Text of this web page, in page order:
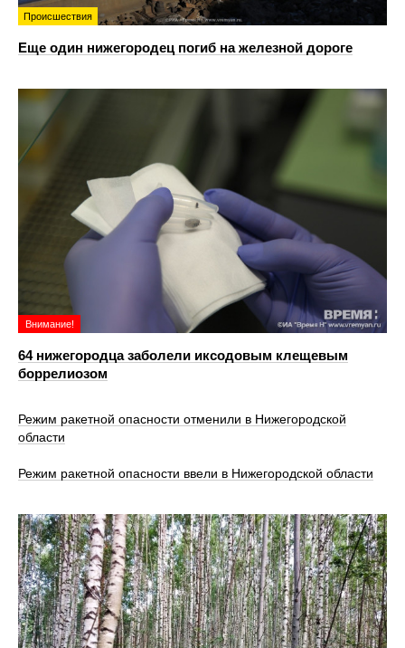
Происшествия
Еще один нижегородец погиб на железной дороге
Внимание!
64 нижегородца заболели иксодовым клещевым
боррелиозом
Режим ракетной опасности отменили в Нижегородской
области
Режим ракетной опасности ввели в Нижегородской области